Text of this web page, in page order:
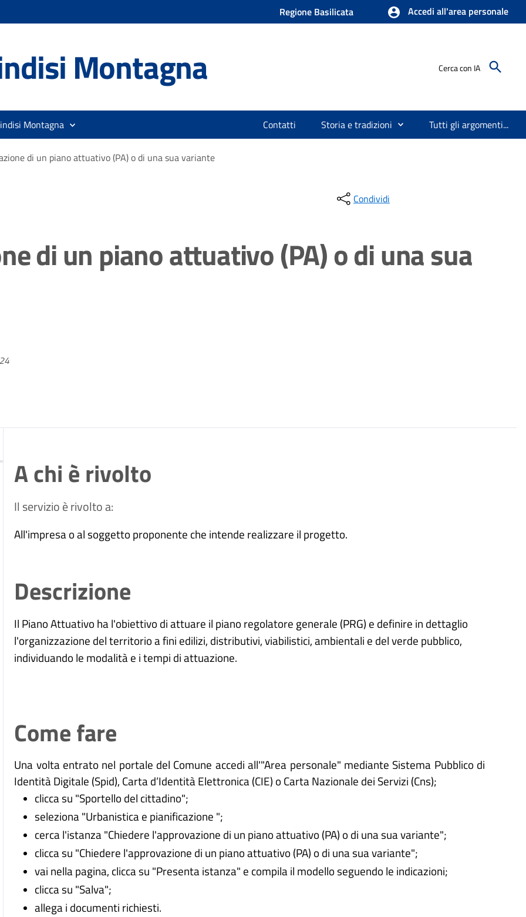
Regione Basilicata Accedi all'area personale
Montagna Cerca con IA
Montagna Contatti Storia e tradizioni Tutti gli argomenti...
di un piano attuativo (PA) o di una sua variante
Condividi
di un piano attuativo (PA) o di una sua
A chi è rivolto
Il servizio è rivolto a:
All'impresa o al soggetto proponente che intende realizzare il progetto.
Descrizione
Il Piano Attuativo ha l'obiettivo di attuare il piano regolatore generale (PRG) e definire in dettaglio
l'organizzazione del territorio a fini edilizi, distributivi, viabilistici, ambientali e del verde pubblico,
individuando le modalità e i tempi di attuazione.
Come fare
Una volta entrato nel portale del Comune accedi all'"Area personale" mediante Sistema Pubblico di
Identità Digitale (Spid), Carta d’Identità Elettronica (CIE) o Carta Nazionale dei Servizi (Cns);
clicca su "Sportello del cittadino";
seleziona "Urbanistica e pianificazione ";
cerca l'istanza "Chiedere l'approvazione di un piano attuativo (PA) o di una sua variante";
clicca su "Chiedere l'approvazione di un piano attuativo (PA) o di una sua variante";
vai nella pagina, clicca su "Presenta istanza" e compila il modello seguendo le indicazioni;
clicca su "Salva";
allega i documenti richiesti.